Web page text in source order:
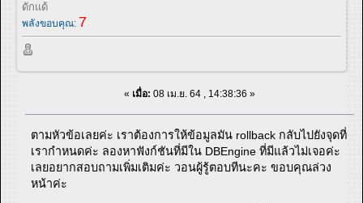
ดักแด้
พลังขอบคุณ: 7
« เมื่อ: 08 เม.ย. 64 , 14:38:36 »
ตามหัวข้อเลยค่ะ เราต้องการให้ข้อมูลมัน rollback กลับไปยังจุดที่
เรากำหนดค่ะ ลองหาฟังก์ชันที่มีใน DBEngine ที่มีแล้วไม่เจอค่ะ
เลยอยากสอบถามเพิ่มเติมค่ะ วอนผู้รู้ตอบทีนะคะ ขอบคุณล่วง
หน้าค่ะ